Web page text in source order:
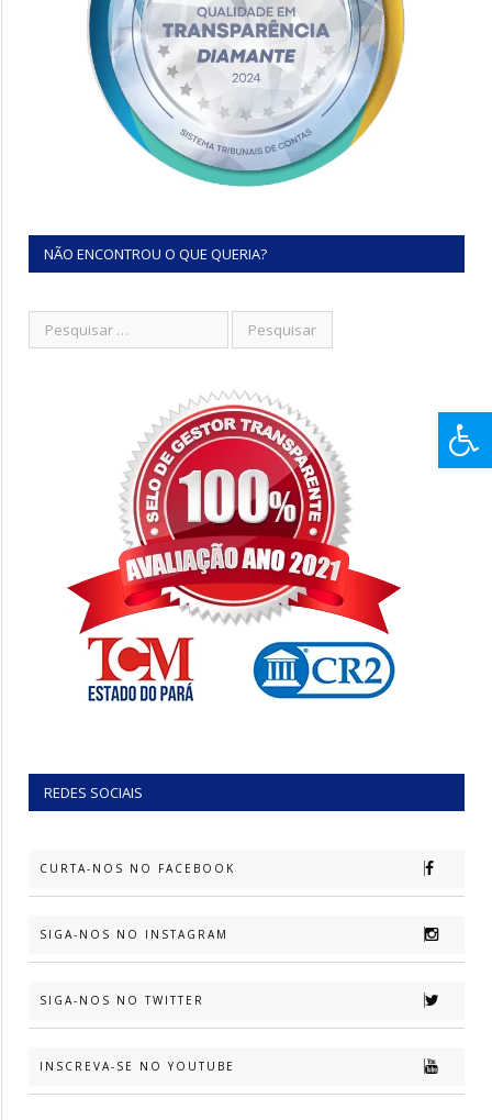
NÃO ENCONTROU O QUE QUERIA?
REDES SOCIAIS
CURTA-NOS NO FACEBOOK
SIGA-NOS NO INSTAGRAM
SIGA-NOS NO TWITTER
INSCREVA-SE NO YOUTUBE